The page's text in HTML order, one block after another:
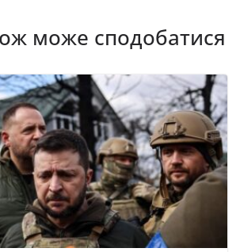
може сподобатися